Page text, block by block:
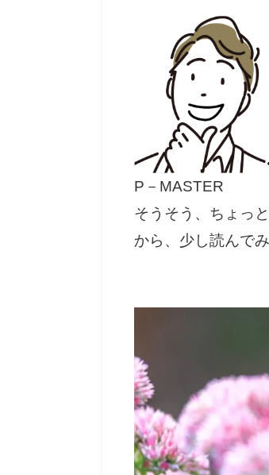
P－MASTER
そうそう、ちょっ
から、少し読んでみ